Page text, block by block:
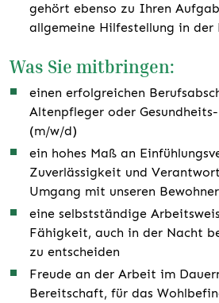
gehört ebenso zu Ihren
allgemeine Hilfestellung in der
Was Sie mitbringen:
einen erfolgreichen
Altenpfleger oder
(m/w/d)
ein hohes Maß an
Zuverlässigkeit und
Umgang mit unseren
eine selbstständige
Fähigkeit, auch in der Nacht
zu entscheiden
Freude an der Arbeit im
Bereitschaft, für das